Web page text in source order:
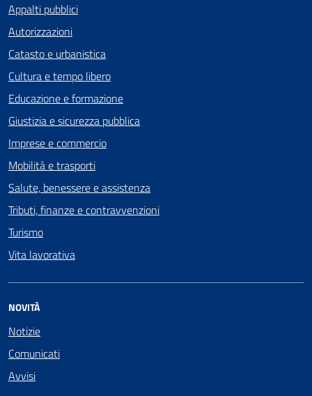
Appalti pubblici
Autorizzazioni
Catasto e urbanistica
Cultura e tempo libero
Educazione e formazione
Giustizia e sicurezza pubblica
Imprese e commercio
Mobilità e trasporti
Salute, benessere e assistenza
Tributi, finanze e contravvenzioni
Turismo
Vita lavorativa
NOVITÀ
Notizie
Comunicati
Avvisi